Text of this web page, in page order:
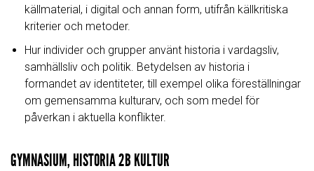
källmaterial, i digital och annan form, utifrån källkritiska
kriterier och metoder.
Hur individer och grupper använt historia i vardagsliv,
samhällsliv och politik. Betydelsen av historia i
formandet av identiteter, till exempel olika föreställningar
om gemensamma kulturarv, och som medel för
påverkan i aktuella konflikter.
GYMNASIUM, HISTORIA 2B KULTUR